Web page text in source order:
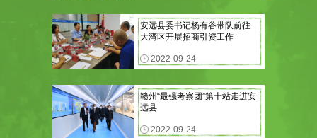
安远县委书记杨有谷带队前往
大湾区开展招商引资工作
2022-09-24
赣州“最强考察团”第十站走进安
远县
2022-09-24